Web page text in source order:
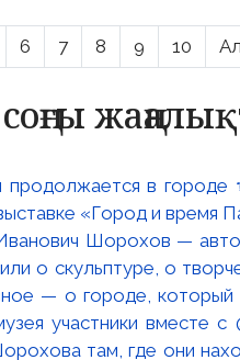
6 7 8 9 10